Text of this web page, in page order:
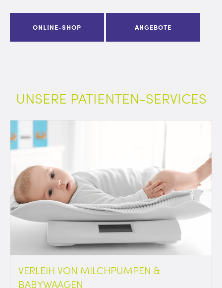
ONLINE-SHOP ANGEBOTE
UNSERE PATIENTEN-SERVICES
VERLEIH VON MILCHPUMPEN &
BABYWAAGEN